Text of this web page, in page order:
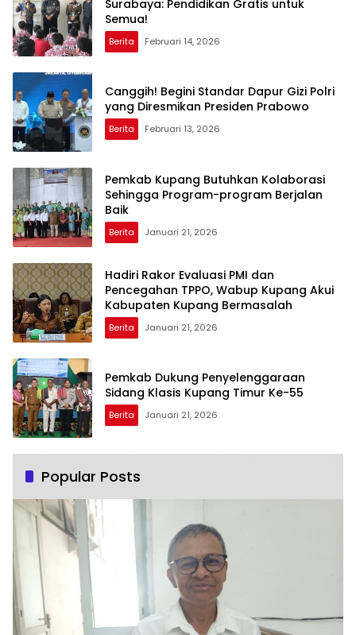
Surabaya: Pendidikan Gratis untuk
Semua!
Berita Februari 14, 2026
Canggih! Begini Standar Dapur Gizi Polri
yang Diresmikan Presiden Prabowo
Berita Februari 13, 2026
Pemkab Kupang Butuhkan Kolaborasi
Sehingga Program-program Berjalan
Baik
Berita Januari 21, 2026
Hadiri Rakor Evaluasi PMI dan
Pencegahan TPPO, Wabup Kupang Akui
Kabupaten Kupang Bermasalah
Berita Januari 21, 2026
Pemkab Dukung Penyelenggaraan
Sidang Klasis Kupang Timur Ke-55
Berita Januari 21, 2026
Popular Posts